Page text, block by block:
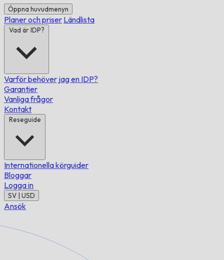
Öppna huvudmenyn
Planer och priser Ländlista
Vad är IDP?
Varför behöver jag en IDP?
Garantier
Vanliga frågor
Kontakt
Reseguide
Internationella körguider
Bloggar
Logga in
SV | USD
Ansök